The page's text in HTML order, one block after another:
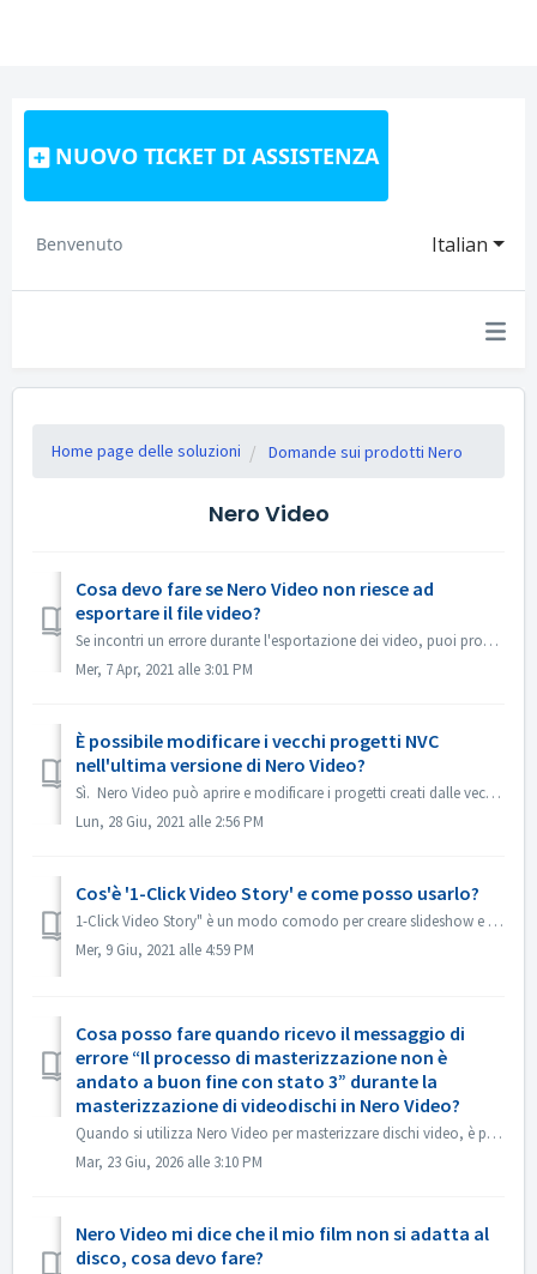
NUOVO TICKET DI ASSISTENZA
Italian
Benvenuto
Home page delle soluzioni Domande sui prodotti Nero
Nero Video
Cosa devo fare se Nero Video non riesce ad
esportare il file video?
Se incontri un errore durante l'esportazione dei video, puoi provare qui sotto: 1. Andare in C:\Users\[Utente corrente]\AppData\Roaming\Nero\[Versione c...
Mer, 7 Apr, 2021 alle 3:01 PM
È possibile modificare i vecchi progetti NVC
nell'ultima versione di Nero Video?
Sì. Nero Video può aprire e modificare i progetti creati dalle vecchie versioni di Nero Video. Ma il vecchio Nero Video non è in grado di aprire i proge...
Lun, 28 Giu, 2021 alle 2:56 PM
Cos'è '1-Click Video Story' e come posso usarlo?
1-Click Video Story" è un modo comodo per creare slideshow e filmati professionali con un semplice drag & drop e un solo clic. Da Nero 2019 la funz...
Mer, 9 Giu, 2021 alle 4:59 PM
Cosa posso fare quando ricevo il messaggio di
errore “Il processo di masterizzazione non è
andato a buon fine con stato 3” durante la
masterizzazione di videodischi in Nero Video?
Quando si utilizza Nero Video per masterizzare dischi video, è possibile che si verifichi questo errore. Lo “Stato 3” è uno stato generico relativo al proc...
Mar, 23 Giu, 2026 alle 3:10 PM
Nero Video mi dice che il mio film non si adatta al
disco, cosa devo fare?